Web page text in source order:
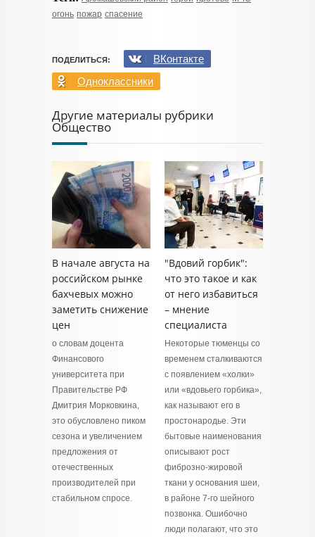
огонь пожар спасение
ПОДЕЛИТЬСЯ:
ВКонтакте
Одноклассники
Другие материалы рубрики
Общество
В начале августа на
российском рынке
бахчевых можно
заметить снижение
цен
о словам доцента
Финансового
университета при
Правительстве РФ
Дмитрия Морковкина,
это обусловлено пиком
сезона и увеличением
предложения от
отечественных
производителей при
стабильном спросе.
"Вдовий горбик":
что это такое и как
от него избавиться
– мнение
специалиста
Некоторые тюменцы со
временем сталкиваются
с появлением «холки»
или «вдовьего горбика»,
как называют его в
простонародье. Эти
бытовые наименования
описывают рост
фиброзно‑жировой
ткани у основания шеи,
в районе 7‑го шейного
позвонка. Ошибочно
люди полагают, что это